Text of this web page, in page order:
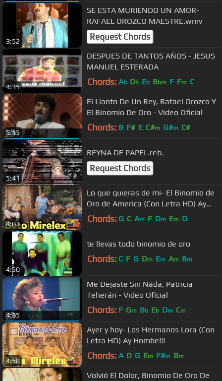
3:52
SE ESTA MURIENDO UN AMOR-
RAFAEL OROZCO MAESTRE.wmv
Request Chords
4:35
DESPUES DE TANTOS AÑOS - JESUS
MANUEL ESTERADA
Chords: Ab Db Eb Bbm F Fm C
5:15
El Llanto De Un Rey, Rafael Orozco Y
El Binomio De Oro - Video Oficial
Chords: B F# E C#m G#m C#
5:41
REYNA DE PAPEL.reb.
Request Chords
4:03
Lo que quieras de mi- El Binomio de
Oro de America (Con Letra HD) Ay
hombe!!!
Chords: G C Am F Dm Em D
4:50
te llevas todo binomio de oro
Chords: C F G Dm Em Am Bm
4:35
Me Dejaste Sin Nada, Patricia
Teherán - Video Oficial
Chords: F Gm Bb Eb Dm Cm
4:58
Ayer y hoy- Los Hermanos Lora (Con
Letra HD) Ay Hombe!!!
Chords: A D G Em F#m Bm
Volvió El Dolor, Binomio De Oro De